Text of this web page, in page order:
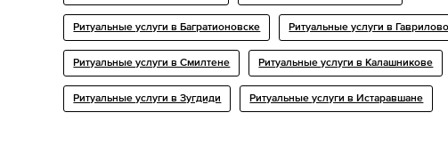
Ритуальные услуги в Багратионовске Ритуальные услуги в
Ритуальные услуги в Смилтене Ритуальные услуги в Калашникове
Ритуальные услуги в Зугдиди Ритуальные услуги в Истаравшане